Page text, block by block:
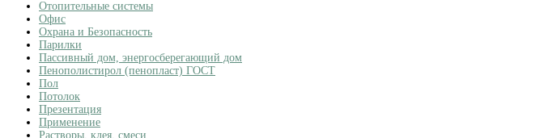
Отопительные системы
Офис
Охрана и Безопасность
Парилки
Пассивный дом, энергосберегающий дом
Пенополистирол (пенопласт) ГОСТ
Пол
Потолок
Презентация
Применение
Растворы, клея, смеси